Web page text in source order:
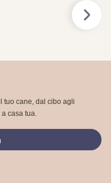
tuo cane, dal cibo agli
casa tua.